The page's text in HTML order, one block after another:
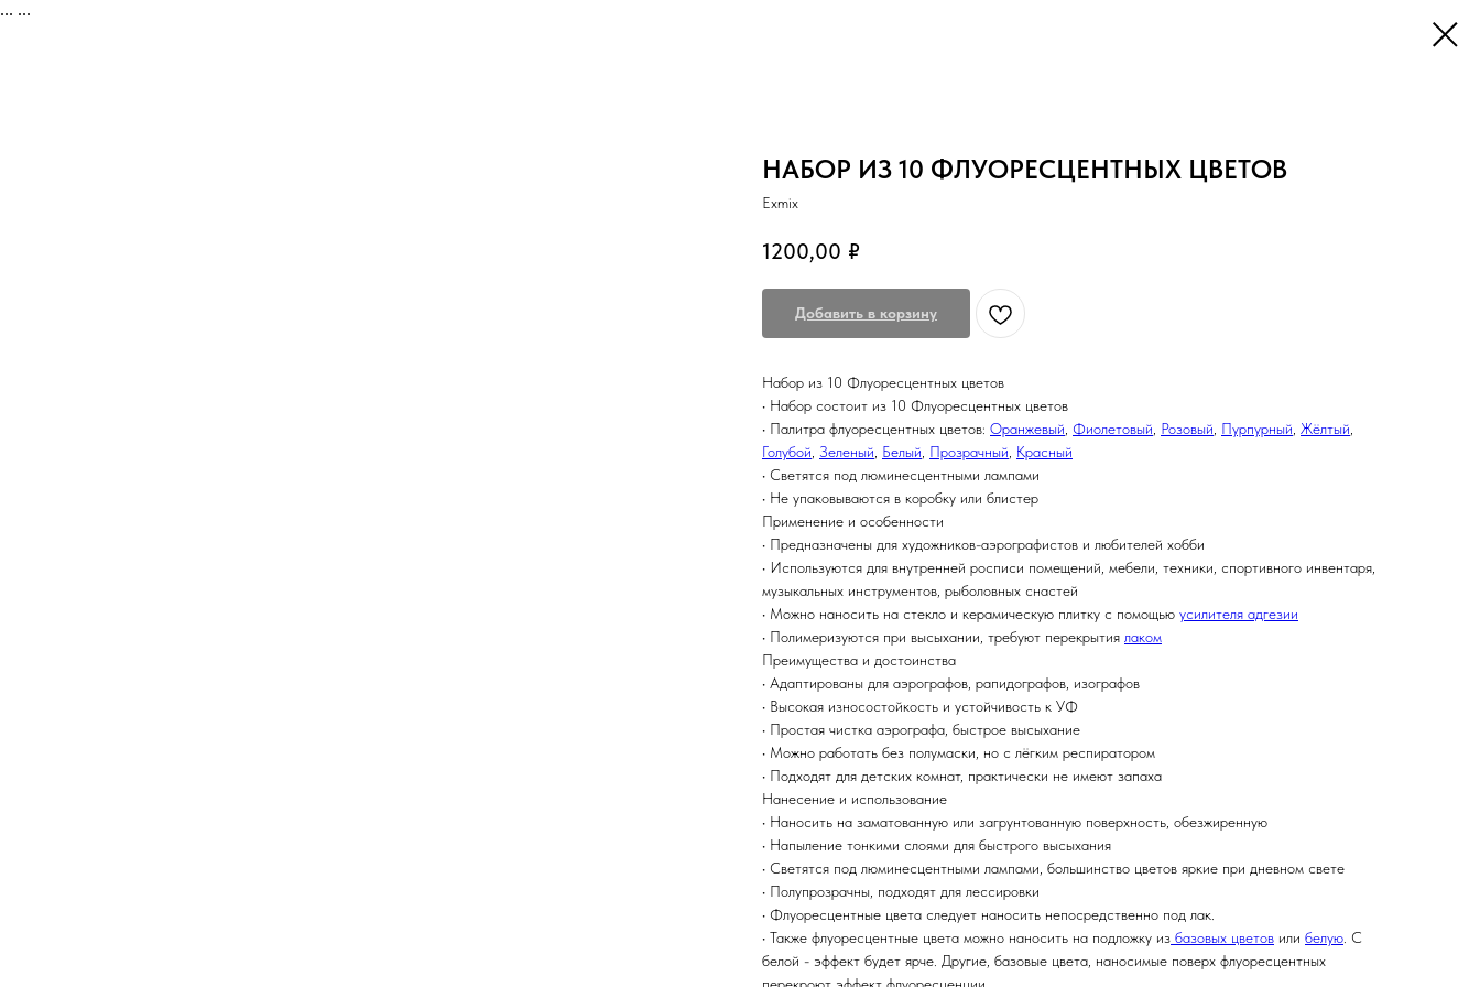
... ...
НАБОР ИЗ 10 ФЛУОРЕСЦЕНТНЫХ ЦВЕТОВ
Exmix
1200,00 ₽
Добавить в корзину
Набор из 10 Флуоресцентных цветов
• Набор состоит из 10 Флуоресцентных цветов
• Палитра флуоресцентных цветов: Оранжевый Фиолетовый Розовый Пурпурный Жёлтый
Голубой Зеленый Белый Прозрачный Красный
• Светятся под люминесцентными лампами
• Не упаковываются в коробку или блистер
Применение и особенности
• Предназначены для художников-аэрографистов и любителей хобби
• Используются для внутренней росписи помещений, мебели, техники, спортивного инвентаря,
музыкальных инструментов, рыболовных снастей
• Можно наносить на стекло и керамическую плитку с помощью усилителя адгезии
• Полимеризуются при высыхании, требуют перекрытия лаком
Преимущества и достоинства
• Адаптированы для аэрографов, рапидографов, изографов
• Высокая износостойкость и устойчивость к УФ
• Простая чистка аэрографа, быстрое высыхание
• Можно работать без полумаски, но с лёгким респиратором
• Подходят для детских комнат, практически не имеют запаха
Нанесение и использование
• Наносить на заматованную или загрунтованную поверхность, обезжиренную
• Напыление тонкими слоями для быстрого высыхания
• Светятся под люминесцентными лампами, большинство цветов яркие при дневном свете
• Полупрозрачны, подходят для лессировки
• Флуоресцентные цвета следует наносить непосредственно под лак.
• Также флуоресцентные цвета можно наносить на подложку из базовых цветов или белую . С
белой - эффект будет ярче. Другие, базовые цвета, наносимые поверх флуоресцентных